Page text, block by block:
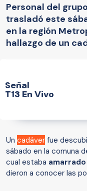
Personal del
trasladó este
en la región
hallazgo de un
Señal
T13 En Vivo
Un cadáver fue
sábado en la comuna
cual estaba amarrado
dieron a conocer las